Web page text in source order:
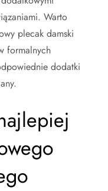
Warto
plecak damski
formalnych
dodatki